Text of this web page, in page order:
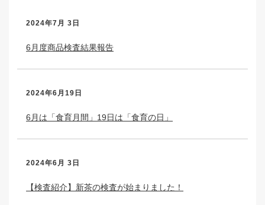
2024年7月 3日
6月度商品検査結果報告
2024年6月19日
6月は「食育月間」19日は「食育の日」
2024年6月 3日
【検査紹介】新茶の検査が始まりました！